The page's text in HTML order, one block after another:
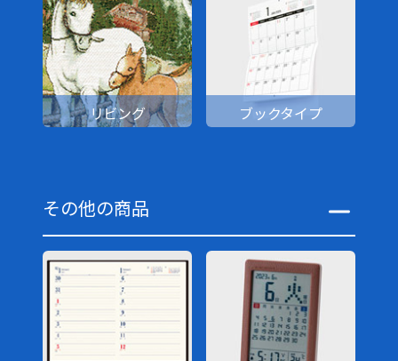
リビング ブックタイプ
その他の商品